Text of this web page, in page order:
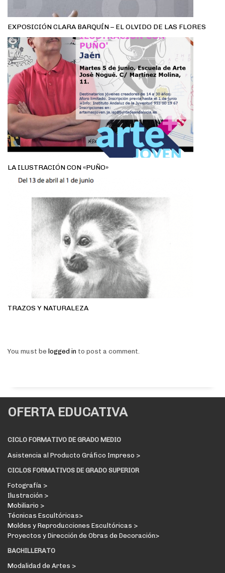
EXPOSICIÓN CLARA BARQUÍN – EL OLVIDO DE LAS FLORES
LA ILUSTRACIÓN CON «PUÑO»
TRAZOS Y NATURALEZA
You must be logged in to post a comment.
OFERTA EDUCATIVA
CICLO FORMATIVO DE GRADO MEDIO
Asistencia al Producto Gráfico Impreso >
CICLOS FORMATIVOS DE GRADO SUPERIOR
Fotografía >
Ilustración >
Mobiliario >
Técnicas Escultóricas>
Moldes y Reproducciones Escultóricas >
Proyectos y Dirección de Obras de Decoración>
BACHILLERATO
Modalidad de Artes >